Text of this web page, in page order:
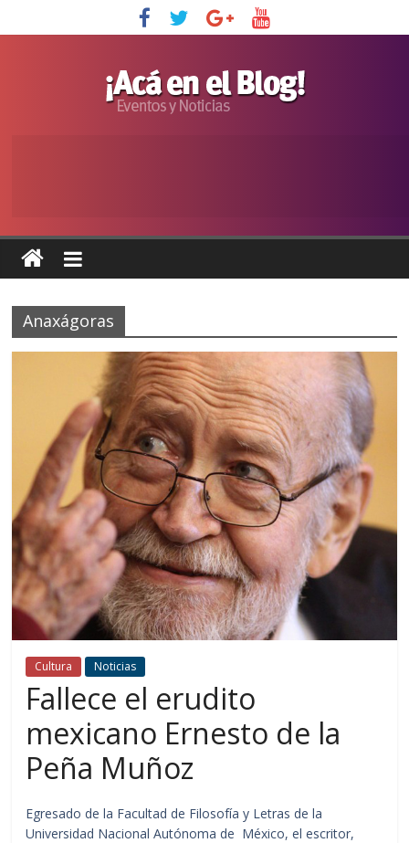
Anaxágoras
Cultura Noticias
Fallece el erudito
mexicano Ernesto de la
Peña Muñoz
Egresado de la Facultad de Filosofía y Letras de la
Universidad Nacional Autónoma de México, el escritor,